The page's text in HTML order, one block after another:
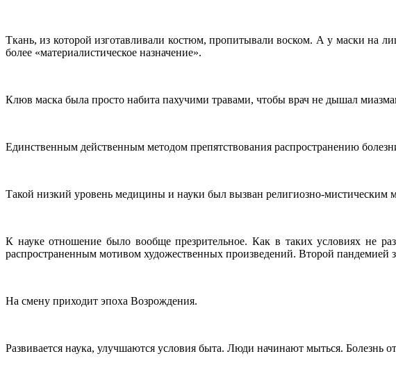
Ткань, из которой изготавливали костюм, пропитывали воском. А у маски на
более «материалистическое назначение».
Клюв маска была просто набита пахучими травами, чтобы врач не дышал
Единственным действенным методом препятствования распространению
Такой низкий уровень медицины и науки был вызван религиозно-мистическим
К науке отношение было вообще презрительное. Как в таких условиях не
распространенным мотивом художественных произведений. Второй пандемией
На смену приходит эпоха Возрождения.
Развивается наука, улучшаются условия быта. Люди начинают мыться. Болезнь